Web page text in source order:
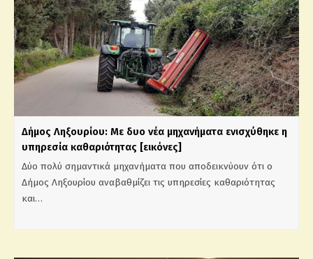
Δήμος Ληξουρίου: Με δυο νέα μηχανήματα ενισχύθηκε η
υπηρεσία καθαριότητας [εικόνες]
Δύο πολύ σημαντικά μηχανήματα που αποδεικνύουν ότι ο
Δήμος Ληξουρίου αναβαθμίζει τις υπηρεσίες καθαριότητας
και…